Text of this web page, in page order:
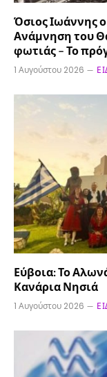
Όσιος Ιωάννης
Ανάμνηση του
φωτιάς – Το
1 Αυγούστου 2026
Εύβοια: Το
Κανάρια Νησιά
1 Αυγούστου 2026